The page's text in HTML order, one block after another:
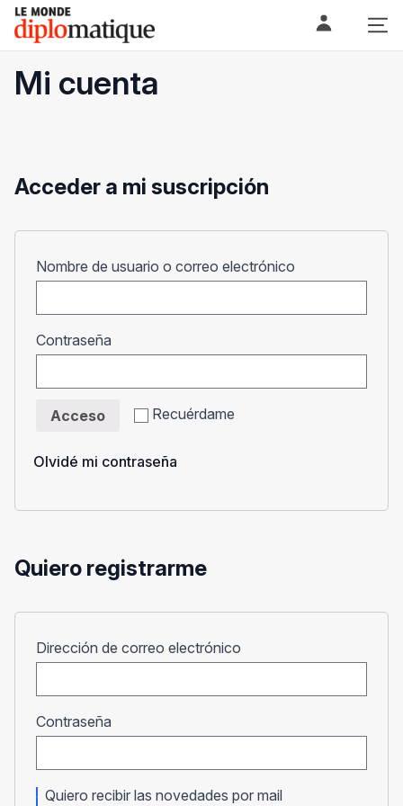
Skip
content
Le monde diplomatique
Mi cuenta
Acceder a mi suscripción
Nombre de usuario o correo electrónico
Contraseña
Recuérdame
Acceso
Olvidé mi contraseña
Quiero registrarme
Dirección de correo electrónico
Contraseña
Quiero recibir las novedades por mail